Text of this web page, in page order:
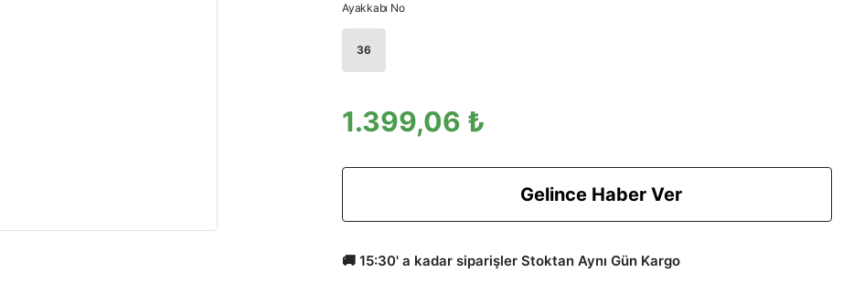
Ayakkabı No
36
1.399,06 ₺
Gelince Haber Ver
🚚 15:30' a kadar siparişler Stoktan Aynı Gün Kargo